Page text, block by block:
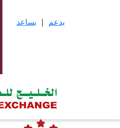
يدعم | يساعد